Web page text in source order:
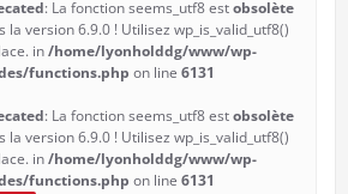
: La fonction seems_utf8 estobsolète
la version 6.9.0 ! Utilisez wp_is_valid_utf8()
in/home/lyonholddg/www/wp-
functions.php on line 6131
: La fonction seems_utf8 estobsolète
la version 6.9.0 ! Utilisez wp_is_valid_utf8()
in/home/lyonholddg/www/wp-
functions.php on line 6131